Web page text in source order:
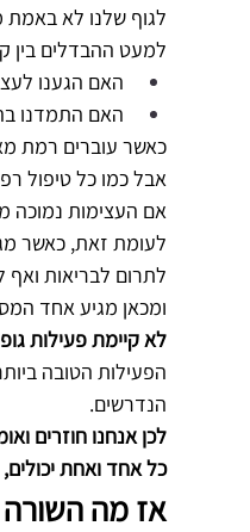
לגוף שלנו לא באמת
למעט ההבדלים בין
האם הגענו
האם התמדנו
כאשר עוברים רמת
אבל כמו כל טיפול
אם העצימות נמוכה
לעומת זאת, כאשר
לתרום לבריאות
ומכאן מגיע אחד
לא קיימת פעילות
הפעילות הטובה
הנדרשים.
לכן אנחנו חוזרים
כל אחד ואחת
אז מה